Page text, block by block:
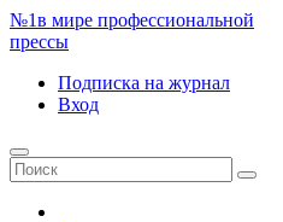
№1в мире профессиональной
прессы
Подписка на журнал
Вход